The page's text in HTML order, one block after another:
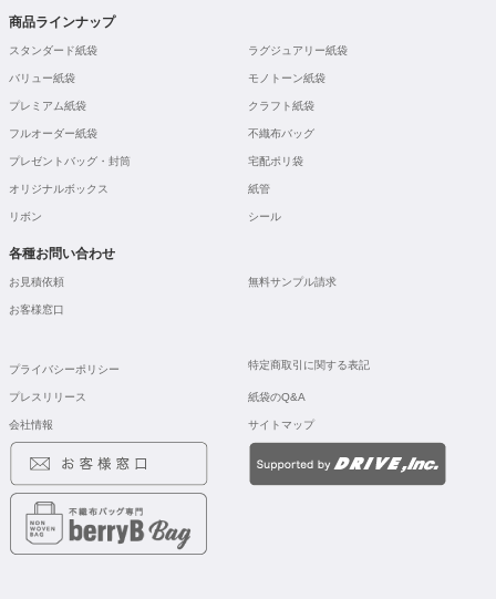
商品ラインナップ
スタンダード紙袋 ラグジュアリー紙袋
バリュー紙袋 モノトーン紙袋
プレミアム紙袋 クラフト紙袋
フルオーダー紙袋 不織布バッグ
プレゼントバッグ・封筒 宅配ポリ袋
オリジナルボックス 紙管
リボン シール
各種お問い合わせ
お見積依頼 無料サンプル請求
お客様窓口
プライバシーポリシー 特定商取引に関する表記
プレスリリース 紙袋のQ&A
会社情報 サイトマップ